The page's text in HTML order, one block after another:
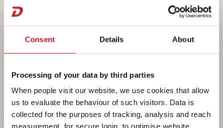
Consent Details About
Processing of your data by third parties
When people visit our website, we use cookies that allow
us to evaluate the behaviour of such visitors. Data is
collected for the purposes of tracking, analysis and reach
measurement, for secure login, to optimise website
Łazienka